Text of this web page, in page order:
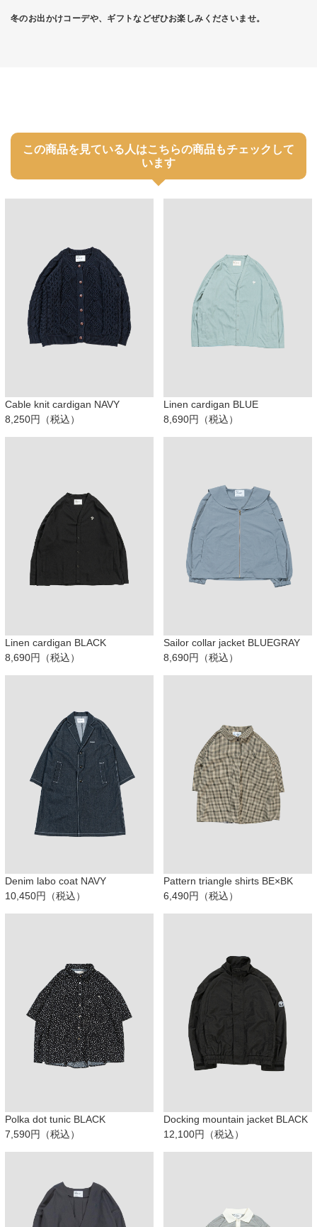
冬のお出かけコーデや、ギフトなどぜひお楽しみくださいませ。
この商品を見ている人はこちらの商品もチェックして
います
Cable knit cardigan NAVY
8,250円（税込）
Linen cardigan BLUE
8,690円（税込）
Linen cardigan BLACK
8,690円（税込）
Sailor collar jacket BLUEGRAY
8,690円（税込）
Denim labo coat NAVY
10,450円（税込）
Pattern triangle shirts BE×BK
6,490円（税込）
Polka dot tunic BLACK
7,590円（税込）
Docking mountain jacket BLACK
12,100円（税込）